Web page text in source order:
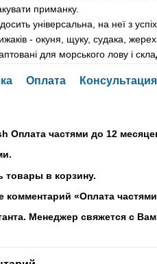
приманку.
універсальна, на неї з
- окуня, щуку, судака,
для морського лову і
Оплата Консультация
Оплата частями до 12
товары в корзину.
«Оплата
Менеджер свяжется с